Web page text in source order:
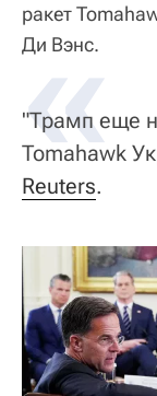
ракет
Ди Вэнс.
«
"Трамп еще
Tomahawk
Reuters.